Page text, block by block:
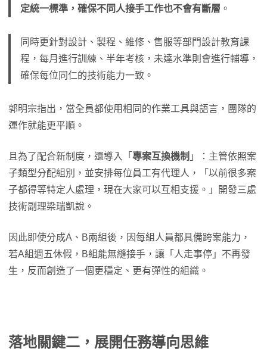
定統一標準，確保不同人接手工作也不會有斷層 。
同時更針對設計、製程、維修、售服等部門設計教育課
程，每月進行訓練、半年考核，未達水準則會進行輔導，
確保每位同仁的技術能力一致。
郭明宗指出，當全員都使用相同的作業工具與語言，團隊的
運作就能更平順。
且為了配合新制度，還導入「 專案互換機制 」：主管依照案
子類型分配組別，並安排每位員工有代理人，「以前很多案
子都得等特定人處理，現在大家可以互相支援。」開發三處
技術副理梁瑞凱說。
因此即使分成A、B兩組後，因每組人員都具備跨案能力，
若A組週五休假，B組能無縫接手，讓「人走事停」不再發
生，反而創造了一個更穩定、更有彈性的組織。
落地關鍵二，展開任務導向思維